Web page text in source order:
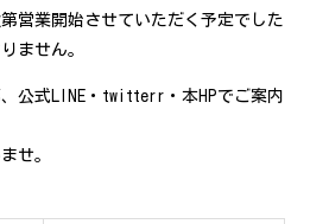
営業開始させていただく予定でした
ません。
公式LINE・twitterr・本HPでご案内
せ。